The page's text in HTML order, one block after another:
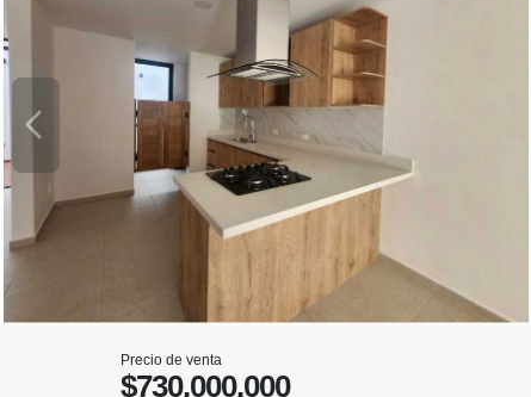
Precio de venta
$730.000.000